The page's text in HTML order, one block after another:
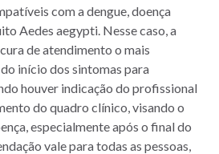
com a dengue, doença
Aedes aegypti. Nesse caso, a
de atendimento o mais
início dos sintomas para
houver indicação do profissional
do quadro clínico, visando o
especialmente após o final do
vale para todas as pessoas,